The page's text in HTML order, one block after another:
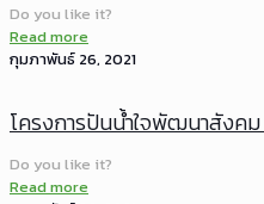
Do you like it?
Read more
กุมภาพันธ์ 26, 2021
โครงการปันน้ำใจพัฒนาสังคม
Do you like it?
Read more